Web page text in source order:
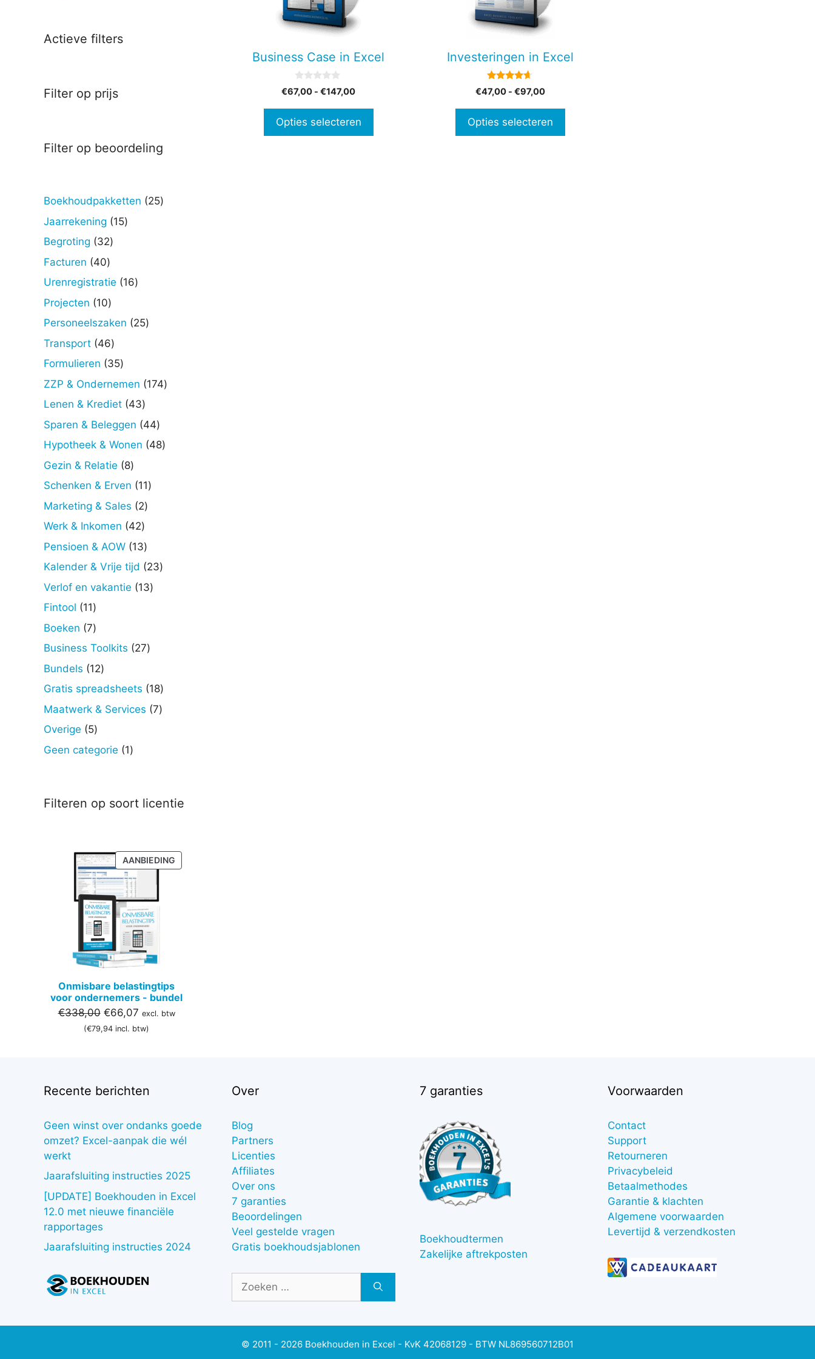
Business Case in Excel
0
v
5
€67,00 - €147,00Prijsklasse:
€147,00
Opties selecteren
worden
productpagina
Investeringen in Excel
4.50
van 5
€47,00 - €97,00Prijsklasse:
€97,00
Opties selecteren
worden
productpagina
Actieve filters
Filter op prijs
Filter op beoordeling
Boekhoudpakketten 2525
Jaarrekening 1515
Begroting 3232
Facturen 4040
producten
Urenregistratie 1616
Projecten 1010
producten
Personeelszaken 2525
Transport 4646
producten
Formulieren 3535
producten
ZZP & Ondernemen 174174
Lenen & Krediet 4343
producten
Sparen & Beleggen 4444
producten
Hypotheek & Wonen 4848
Gezin & Relatie 88
producten
Schenken & Erven 1111
Marketing & Sales 22
Werk & Inkomen 4242
producten
Pensioen & AOW 1313
producten
Kalender & Vrije tijd 2323
Verlof en vakantie 1313
Fintool 1111
producten
Boeken 77
producten
Business Toolkits 2727
Bundels 1212
producten
Gratis spreadsheets 1818
producten
Maatwerk & Services 77
Overige 55
producten
Geen categorie 11
Filteren op soort licentie
AANBIEDINGPRODUCT
IN
Onmisbare belastingtips
voor ondernemers - bundel
€338,00 Oorspronkelijke
prijs
€66,07Huidige
prijs
excl. btw
(€79,94 incl. btw)
Recente berichten
Geen winst over ondanks goede
omzet? Excel-aanpak die wél
werkt
Jaarafsluiting instructies 2025
[UPDATE] Boekhouden in Excel
12.0 met nieuwe financiële
rapportages
Jaarafsluiting instructies 2024
Over
Blog
Partners
Licenties
Affiliates
Over ons
7 garanties
Beoordelingen
Veel gestelde vragen
Gratis boekhoudsjablonen
naar:
7 garanties
Boekhoudtermen
Zakelijke aftrekposten
Voorwaarden
Contact
Support
Retourneren
Privacybeleid
Betaalmethodes
Garantie & klachten
Algemene voorwaarden
Levertijd & verzendkosten
© 2011 - 2026 Boekhouden in Excel - KvK 42068129 - BTW NL869560712B01